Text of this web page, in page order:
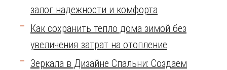
залог надежности и комфорта
Как сохранить тепло дома зимой без
увеличения затрат на отопление
Зеркала в Дизайне Спальни: Создаем